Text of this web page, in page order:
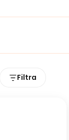
Filtra